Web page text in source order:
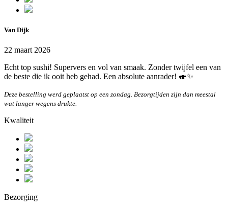
Van Dijk
22 maart 2026
Echt top sushi! Supervers en vol van smaak. Zonder twijfel een van
de beste die ik ooit heb gehad. Een absolute aanrader! 🍣✨
Deze bestelling werd geplaatst op een zondag. Bezorgtijden zijn dan meestal
wat langer wegens drukte.
Kwaliteit
Bezorging